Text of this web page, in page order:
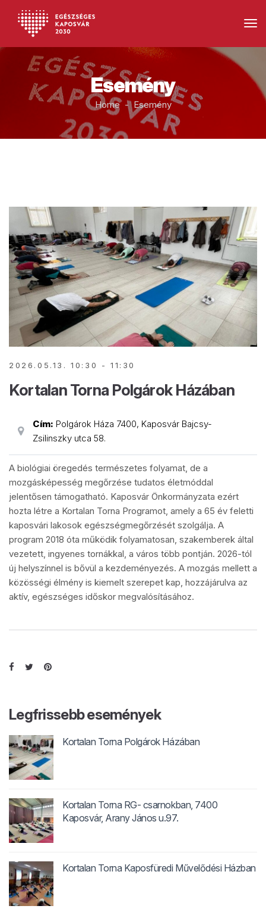
Esemény
Home - Esemény
2026.05.13. 10:30 - 11:30
Kortalan Torna Polgárok Házában
Cím: Polgárok Háza 7400, Kaposvár Bajcsy-
Zsilinszky utca 58.
A biológiai öregedés természetes folyamat, de a
mozgásképesség megőrzése tudatos életmóddal
jelentősen támogatható. Kaposvár Önkormányzata ezért
hozta létre a Kortalan Torna Programot, amely a 65 év feletti
kaposvári lakosok egészségmegőrzését szolgálja. A
program 2018 óta működik folyamatosan, szakemberek által
vezetett, ingyenes tornákkal, a város több pontján. 2026-tól
új helyszínnel is bővül a kezdeményezés. A mozgás mellett a
közösségi élmény is kiemelt szerepet kap, hozzájárulva az
aktív, egészséges időskor megvalósításához.
Legfrissebb események
Kortalan Torna Polgárok Házában
Kortalan Torna RG- csarnokban, 7400
Kaposvár, Arany János u.97.
Kortalan Torna Kaposfüredi Művelődési Házban